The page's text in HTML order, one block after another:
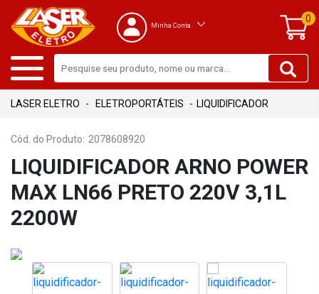
Minha Conta
0
ELETROPORTÁTEIS LIQUIDIFICADOR
Cód. do Produto: 2078608920
LIQUIDIFICADOR ARNO POWER
MAX LN66 PRETO 220V 3,1L
2200W